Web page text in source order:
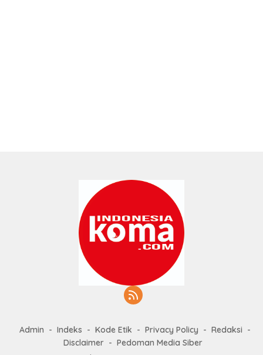
Admin Indeks Kode Etik Privacy Policy
Redaksi
Disclaimer
Pedoman Media Siber